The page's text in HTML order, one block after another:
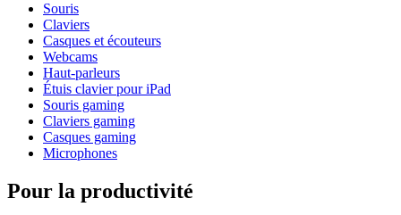
Souris
Claviers
Casques et écouteurs
Webcams
Haut-parleurs
Étuis clavier pour iPad
Souris gaming
Claviers gaming
Casques gaming
Microphones
Pour la productivité